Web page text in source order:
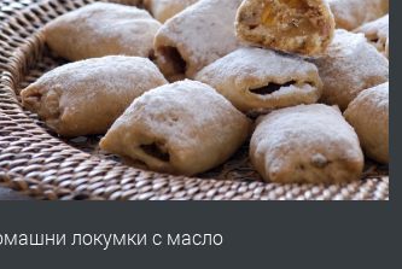
локумки с масло